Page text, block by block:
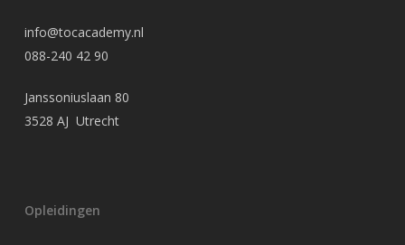
info@tocacademy.nl
088-240 42 90
Janssoniuslaan 80
3528 AJ Utrecht
Opleidingen